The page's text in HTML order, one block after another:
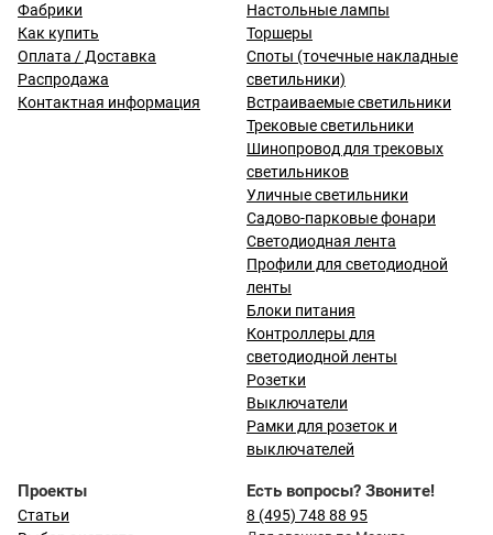
Фабрики
Как купить
Оплата / Доставка
Распродажа
Контактная информация
Настольные лампы
Торшеры
Споты (точечные накладные
светильники)
Встраиваемые светильники
Трековые светильники
Шинопровод для трековых
светильников
Уличные светильники
Садово-парковые фонари
Светодиодная лента
Профили для светодиодной
ленты
Блоки питания
Контроллеры для
светодиодной ленты
Розетки
Выключатели
Рамки для розеток и
выключателей
Проекты
Статьи
Есть вопросы? Звоните!
8 (495) 748 88 95